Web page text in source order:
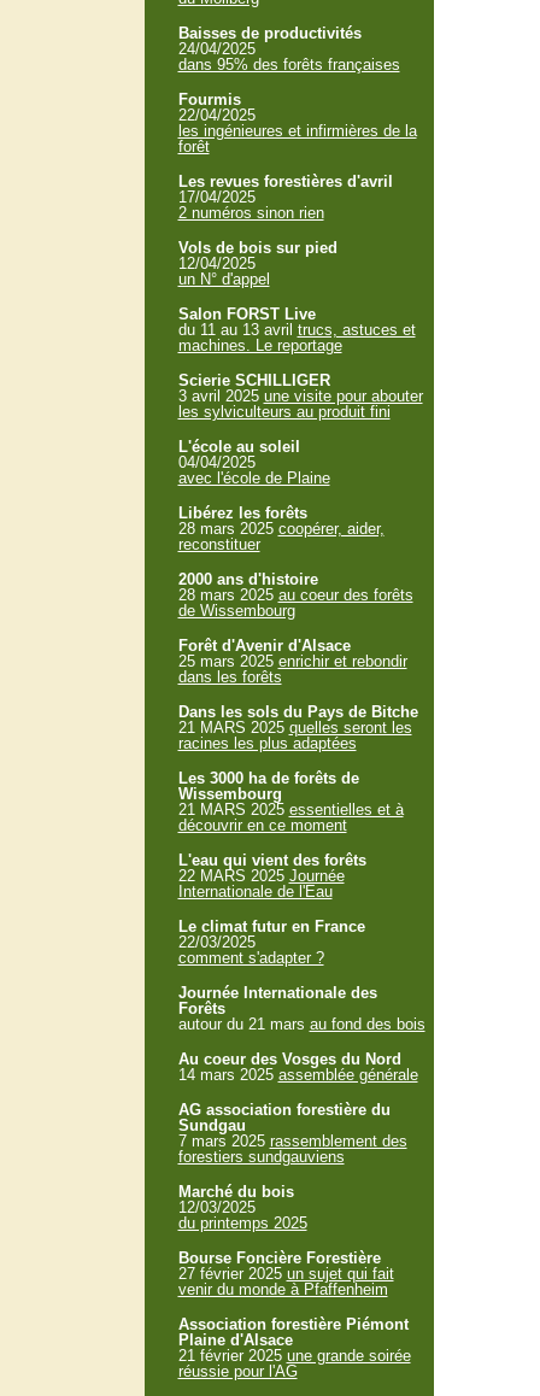
Baisses de productivités
24/04/2025
dans 95% des forêts françaises
Fourmis
22/04/2025
les ingénieures et infirmières de la
forêt
Les revues forestières d'avril
17/04/2025
2 numéros sinon rien
Vols de bois sur pied
12/04/2025
un N° d'appel
Salon FORST Live
du 11 au 13 avril trucs, astuces et
machines. Le reportage
Scierie SCHILLIGER
3 avril 2025 une visite pour abouter
les sylviculteurs au produit fini
L'école au soleil
04/04/2025
avec l'école de Plaine
Libérez les forêts
28 mars 2025 coopérer, aider,
reconstituer
2000 ans d'histoire
28 mars 2025 au coeur des forêts
de Wissembourg
Forêt d'Avenir d'Alsace
25 mars 2025 enrichir et rebondir
dans les forêts
Dans les sols du Pays de Bitche
21 MARS 2025 quelles seront les
racines les plus adaptées
Les 3000 ha de forêts de
Wissembourg
21 MARS 2025 essentielles et à
découvrir en ce moment
L'eau qui vient des forêts
22 MARS 2025 Journée
Internationale de l'Eau
Le climat futur en France
22/03/2025
comment s'adapter ?
Journée Internationale des
Forêts
autour du 21 mars au fond des bois
Au coeur des Vosges du Nord
14 mars 2025 assemblée générale
AG association forestière du
Sundgau
7 mars 2025 rassemblement des
forestiers sundgauviens
Marché du bois
12/03/2025
du printemps 2025
Bourse Foncière Forestière
27 février 2025 un sujet qui fait
venir du monde à Pfaffenheim
Association forestière Piémont
Plaine d'Alsace
21 février 2025 une grande soirée
réussie pour l'AG